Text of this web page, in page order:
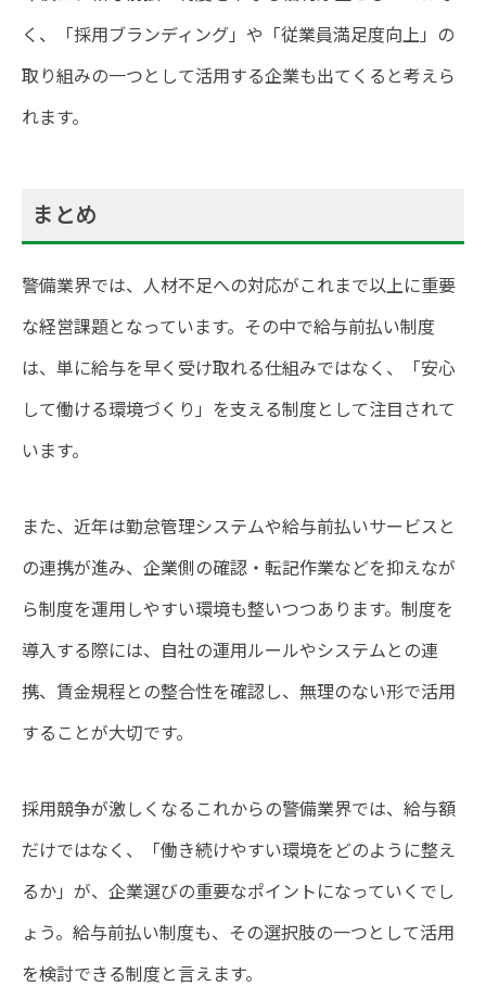
く、「採用ブランディング」や「従業員満足度向上」の
取り組みの一つとして活用する企業も出てくると考えら
れます。
まとめ
警備業界では、人材不足への対応がこれまで以上に重要
な経営課題となっています。その中で給与前払い制度
は、単に給与を早く受け取れる仕組みではなく、「安心
して働ける環境づくり」を支える制度として注目されて
います。
また、近年は勤怠管理システムや給与前払いサービスと
の連携が進み、企業側の確認・転記作業などを抑えなが
ら制度を運用しやすい環境も整いつつあります。制度を
導入する際には、自社の運用ルールやシステムとの連
携、賃金規程との整合性を確認し、無理のない形で活用
することが大切です。
採用競争が激しくなるこれからの警備業界では、給与額
だけではなく、「働き続けやすい環境をどのように整え
るか」が、企業選びの重要なポイントになっていくでし
ょう。給与前払い制度も、その選択肢の一つとして活用
を検討できる制度と言えます。